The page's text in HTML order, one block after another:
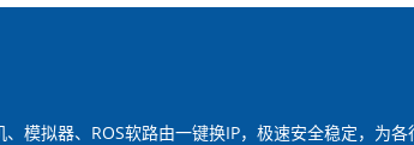
模拟器、ROS软路由一键换IP，极速安全稳定，为